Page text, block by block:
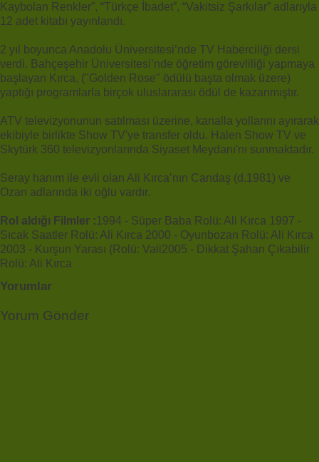
Kaybolan Renkler”, “Türkçe İbadet”, “Vakitsiz Şarkılar” adlarıyla
12 adet kitabı yayınlandı.
2 yıl boyunca Anadolu Üniversitesi’nde TV Haberciliği dersi
verdi. Bahçeşehir Üniversitesi’nde öğretim görevliliği yapmaya
başlayan Kırca, ("Golden Rose" ödülü başta olmak üzere)
yaptığı programlarla birçok uluslararası ödül de kazanmıştır.
ATV televizyonunun satılması üzerine, kanalla yollarını ayırarak
ekibiyle birlikte Show TV'ye transfer oldu. Halen Show TV ve
Skytürk 360 televizyonlarında Siyaset Meydanı'nı sunmaktadır.
Seray hanım ile evli olan Ali Kırca’nın Candaş (d.1981) ve
Ozan adlarında iki oğlu vardır.
Rol aldığı Filmler :1994 - Süper Baba Rolü: Ali Kırca 1997 -
Sıcak Saatler Rolü: Ali Kırca 2000 - Oyunbozan Rolü: Ali Kırca
2003 - Kurşun Yarası (Rolü: Vali2005 - Dikkat Şahan Çıkabilir
Rolü: Ali Kırca
Yorumlar
Yorum Gönder